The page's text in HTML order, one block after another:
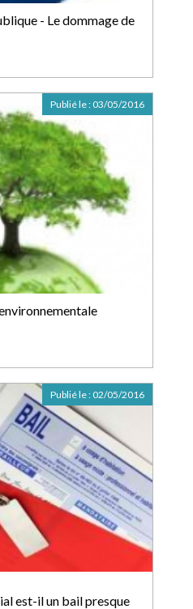
- Le dommage de
Publié le : 03/05/2016
est-il un bail presque
Publié le : 02/05/2016